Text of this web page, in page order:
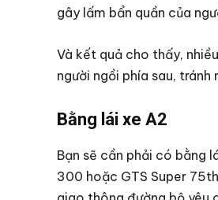
gây lấm bẩn quần của
Và kết quả cho thấy,
người ngồi phía sau,
Bằng lái xe A2
Bạn sẽ cần phải có bằng
300 hoặc GTS Super